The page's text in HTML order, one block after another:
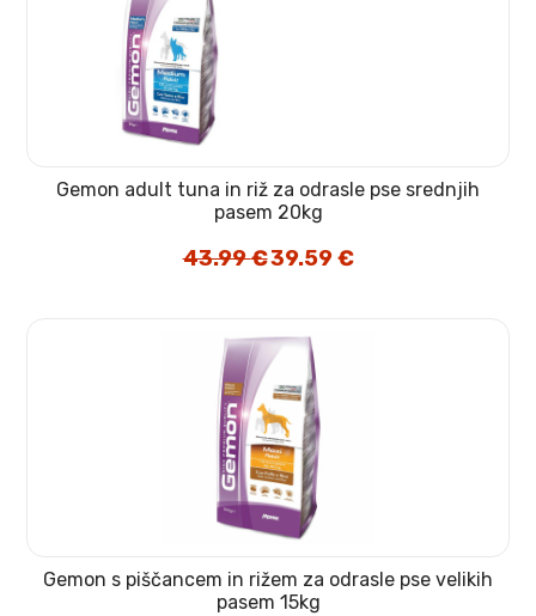
Gemon adult tuna in riž za odrasle pse srednjih
pasem 20kg
43.99€ Izvirna
cena
39.59€Trenutna
cena
Gemon s piščancem in rižem za odrasle pse velikih
pasem 15kg